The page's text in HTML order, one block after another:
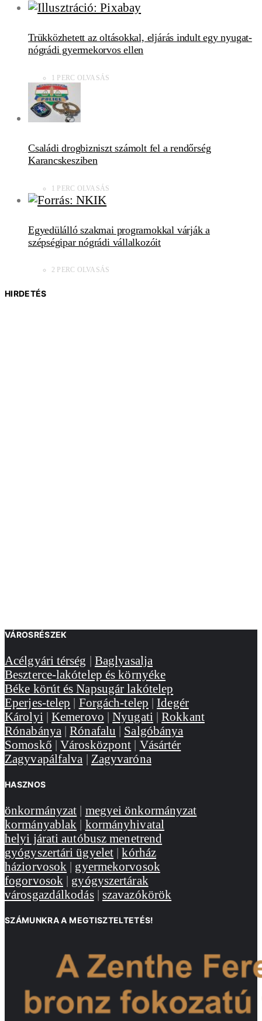
Trükközhetett az oltásokkal, eljárás indult egy nyugat-
nógrádi gyermekorvos ellen
1 PERC OLVASÁS
Családi drogbizniszt számolt fel a rendőrség
Karancskesziben
1 PERC OLVASÁS
Egyedülálló szakmai programokkal várják a
szépségipar nógrádi vállalkozóit
2 PERC OLVASÁS
HIRDETÉS
VÁROSRÉSZEK
Acélgyári térség | Baglyasalja
Beszterce-lakótelep és környéke
Béke körút és Napsugár lakótelep
Eperjes-telep | Forgách-telep |Idegér
Károlyi |Kemerovo |Nyugati |Rokkant
Rónabánya |Rónafalu | Salgóbánya
Somoskő |Városközpont | Vásártér
Zagyvapálfalva | Zagyvaróna
HASZNOS
önkormányzat | megyei önkormányzat
kormányablak | kormányhivatal
helyi járati autóbusz menetrend
gyógyszertári ügyelet |kórház
háziorvosok | gyermekorvosok
fogorvosok | gyógyszertárak
városgazdálkodás| szavazókörök
SZÁMUNKRA A MEGTISZTELTETÉS!